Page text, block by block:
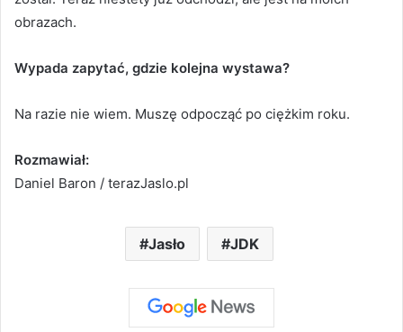
obrazach.
Wypada zapytać, gdzie kolejna wystawa?
Na razie nie wiem. Muszę odpocząć po ciężkim roku.
Rozmawiał:
Daniel Baron / terazJaslo.pl
Jasło JDK